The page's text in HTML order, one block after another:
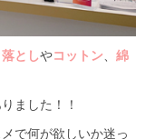
としやコットン
綿
ました！！
で何が欲しいか迷っ